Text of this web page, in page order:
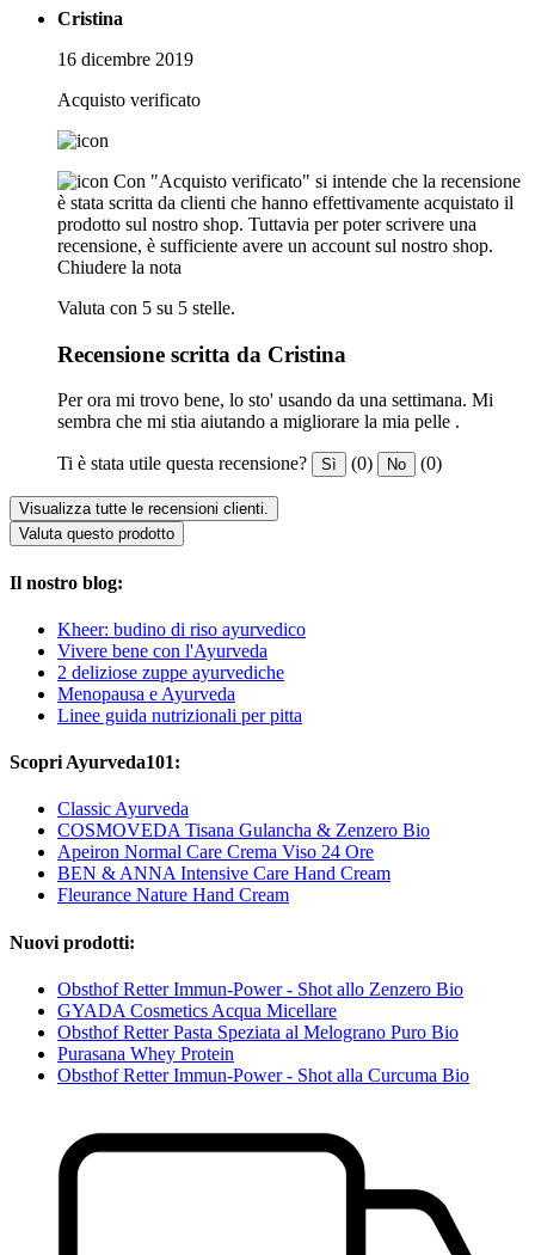
Cristina
16 dicembre 2019
Acquisto verificato
Con "Acquisto verificato" si intende che la recensione
è stata scritta da clienti che hanno effettivamente acquistato il
prodotto sul nostro shop. Tuttavia per poter scrivere una
recensione, è sufficiente avere un account sul nostro shop.
Chiudere la nota
Valuta con 5 su 5 stelle.
Recensione scritta da Cristina
Per ora mi trovo bene, lo sto' usando da una settimana. Mi
sembra che mi stia aiutando a migliorare la mia pelle .
Ti è stata utile questa recensione? Sì (0) No (0)
Visualizza tutte le recensioni clienti.
Valuta questo prodotto
Il nostro blog:
Kheer: budino di riso ayurvedico
Vivere bene con l'Ayurveda
2 deliziose zuppe ayurvediche
Menopausa e Ayurveda
Linee guida nutrizionali per pitta
Scopri Ayurveda101:
Classic Ayurveda
COSMOVEDA Tisana Gulancha & Zenzero Bio
Apeiron Normal Care Crema Viso 24 Ore
BEN & ANNA Intensive Care Hand Cream
Fleurance Nature Hand Cream
Nuovi prodotti:
Obsthof Retter Immun-Power - Shot allo Zenzero Bio
GYADA Cosmetics Acqua Micellare
Obsthof Retter Pasta Speziata al Melograno Puro Bio
Purasana Whey Protein
Obsthof Retter Immun-Power - Shot alla Curcuma Bio